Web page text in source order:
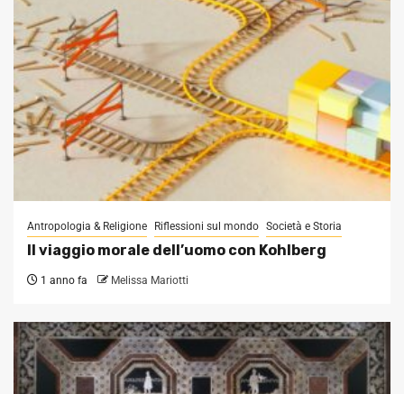
Antropologia & Religione Riflessioni sul mondo Società e Storia
Il viaggio morale dell’uomo con Kohlberg
1 anno fa Melissa Mariotti